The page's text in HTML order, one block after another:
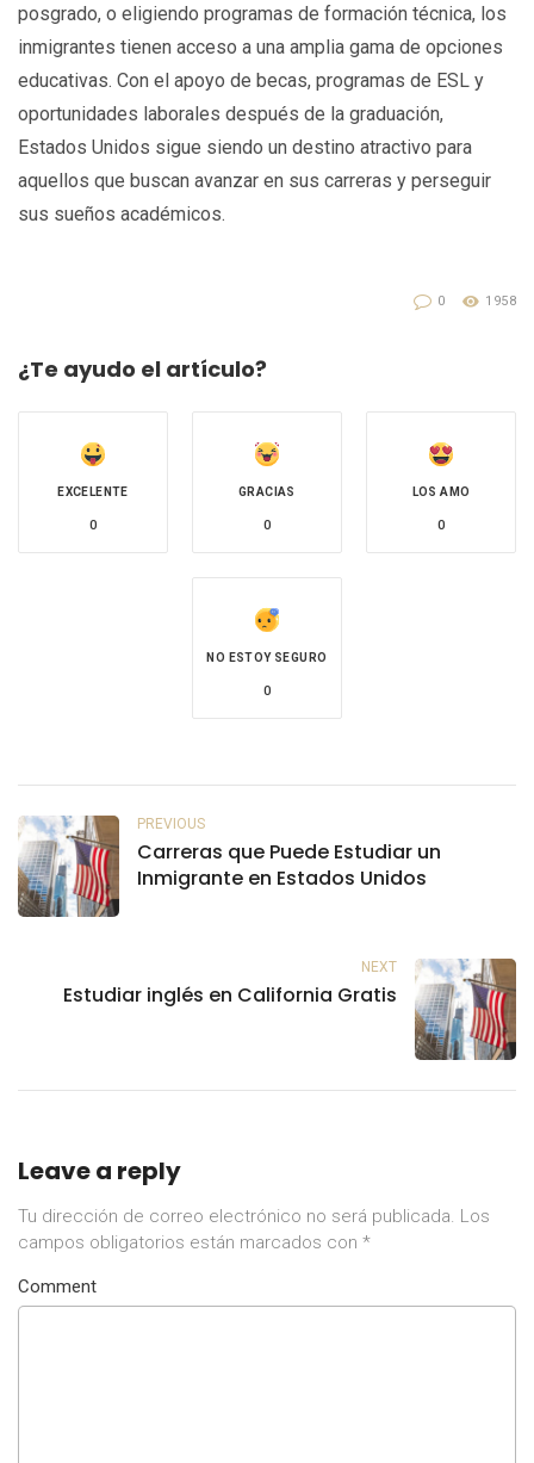
posgrado, o eligiendo programas de formación técnica, los
inmigrantes tienen acceso a una amplia gama de opciones
educativas. Con el apoyo de becas, programas de ESL y
oportunidades laborales después de la graduación,
Estados Unidos sigue siendo un destino atractivo para
aquellos que buscan avanzar en sus carreras y perseguir
sus sueños académicos.
0 1958
¿Te ayudo el artículo?
EXCELENTE
0
GRACIAS
0
LOS AMO
0
NO ESTOY SEGURO
0
PREVIOUS
Carreras que Puede Estudiar un
Inmigrante en Estados Unidos
NEXT
Estudiar inglés en California Gratis
Leave a reply
Tu dirección de correo electrónico no será publicada. Los
campos obligatorios están marcados con *
Comment